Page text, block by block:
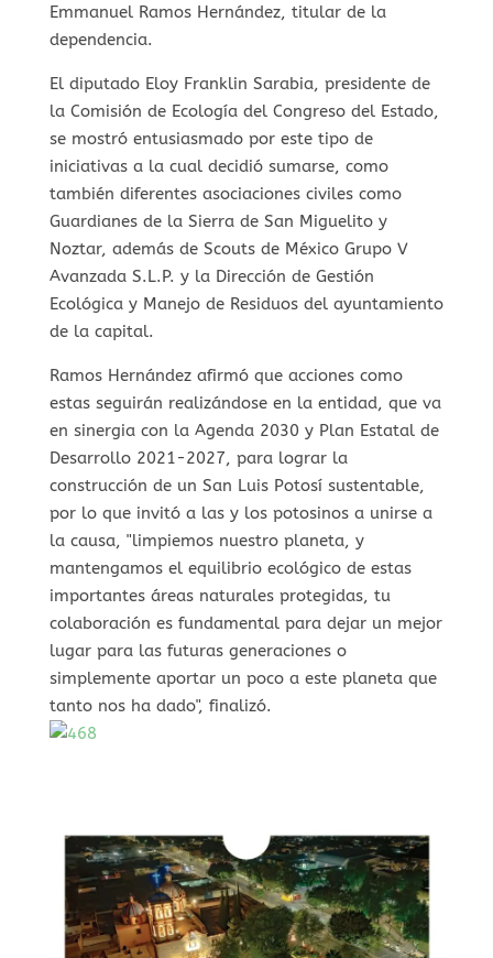
Emmanuel Ramos Hernández, titular de la
dependencia.
El diputado Eloy Franklin Sarabia, presidente de
la Comisión de Ecología del Congreso del Estado,
se mostró entusiasmado por este tipo de
iniciativas a la cual decidió sumarse, como
también diferentes asociaciones civiles como
Guardianes de la Sierra de San Miguelito y
Noztar, además de Scouts de México Grupo V
Avanzada S.L.P. y la Dirección de Gestión
Ecológica y Manejo de Residuos del ayuntamiento
de la capital.
Ramos Hernández afirmó que acciones como
estas seguirán realizándose en la entidad, que va
en sinergia con la Agenda 2030 y Plan Estatal de
Desarrollo 2021-2027, para lograr la
construcción de un San Luis Potosí sustentable,
por lo que invitó a las y los potosinos a unirse a
la causa, "limpiemos nuestro planeta, y
mantengamos el equilibrio ecológico de estas
importantes áreas naturales protegidas, tu
colaboración es fundamental para dejar un mejor
lugar para las futuras generaciones o
simplemente aportar un poco a este planeta que
tanto nos ha dado", finalizó.